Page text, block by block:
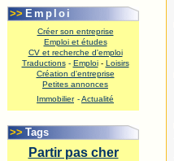
>> Emploi
Créer son entreprise
Emploi et études
CV et recherche d'emploi
Traductions- Emploi- Loisirs
Création d'entreprise
Petites annonces
Immobilier -Actualité
>> Tags
Partir pas cher